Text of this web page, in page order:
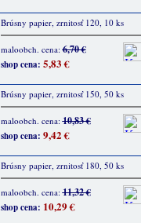
Brúsny papier, zrnitosť 120, 10 ks
maloobch. cena:6,70 €
shop cena: 5,83 €
Brúsny papier, zrnitosť 150, 50 ks
maloobch. cena:10,83 €
shop cena: 9,42 €
Brúsny papier, zrnitosť 180, 50 ks
maloobch. cena:11,32 €
shop cena: 10,29 €